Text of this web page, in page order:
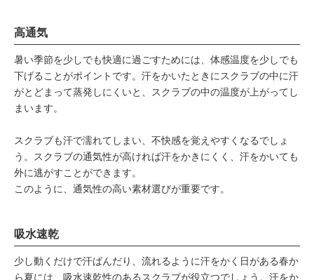
高通気
暑い季節を少しでも快適に過ごすためには、体感温度を少しでも
下げることがポイントです。汗をかいたときにスクラブの中に汗
がとどまって蒸発しにくいと、スクラブの中の温度が上がってし
まいます。
スクラブも汗で濡れてしまい、不快感を覚えやすくなるでしょ
う。スクラブの通気性が高ければ汗をかきにくく、汗をかいても
外に逃がすことができます。
このように、通気性の高い素材選びが重要です。
吸水速乾
少し動くだけで汗ばんだり、流れるように汗をかく日がある春か
ら夏には、吸水速乾性のあるスクラブが役立つでしょう。汗をか